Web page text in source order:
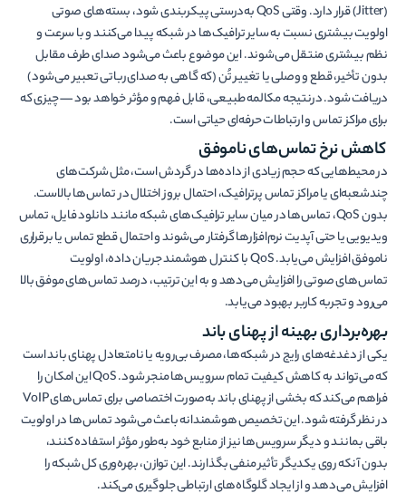
(Jitter) قرار دارد. وقتی QoS به‌درستی پیکربندی شود، بسته‌های صوتی
اولویت بیشتری نسبت به سایر ترافیک‌ها در شبکه پیدا می‌کنند و با سرعت و
نظم بیشتری منتقل می‌شوند. این موضوع باعث می‌شود صدای طرف مقابل
بدون تأخیر، قطع و وصلی یا تغییر تُن (که گاهی به صدای رباتی تعبیر می‌شود)
دریافت شود. درنتیجه مکالمه طبیعی، قابل فهم و مؤثر خواهد بود — چیزی که
برای مراکز تماس و ارتباطات حرفه‌ای حیاتی است.
کاهش نرخ تماس‌های ناموفق
در محیط‌هایی که حجم زیادی از داده‌ها در گردش است، مثل شرکت‌های
چندشعبه‌ای یا مراکز تماس پرترافیک، احتمال بروز اختلال در تماس‌ها بالاست.
بدون QoS، تماس‌ها در میان سایر ترافیک‌های شبکه مانند دانلود فایل، تماس
ویدیویی یا حتی آپدیت نرم‌افزارها گرفتار می‌شوند و احتمال قطع تماس یا برقراری
ناموفق افزایش می‌یابد. QoS با کنترل هوشمند جریان داده، اولویت
تماس‌های صوتی را افزایش می‌دهد و به این ترتیب، درصد تماس‌های موفق بالا
می‌رود و تجربه کاربر بهبود می‌یابد.
بهره‌برداری بهینه از پهنای باند
یکی از دغدغه‌های رایج در شبکه‌ها، مصرف بی‌رویه یا نامتعادل پهنای باند است
که می‌تواند به کاهش کیفیت تمام سرویس‌ها منجر شود. QoS این امکان را
فراهم می‌کند که بخشی از پهنای باند به‌صورت اختصاصی برای تماس‌های VoIP
در نظر گرفته شود. این تخصیص هوشمندانه باعث می‌شود تماس‌ها در اولویت
باقی بمانند و دیگر سرویس‌ها نیز از منابع خود به‌طور مؤثر استفاده کنند،
بدون آنکه روی یکدیگر تأثیر منفی بگذارند. این توازن، بهره‌وری کل شبکه را
افزایش می‌دهد و از ایجاد گلوگاه‌های ارتباطی جلوگیری می‌کند.